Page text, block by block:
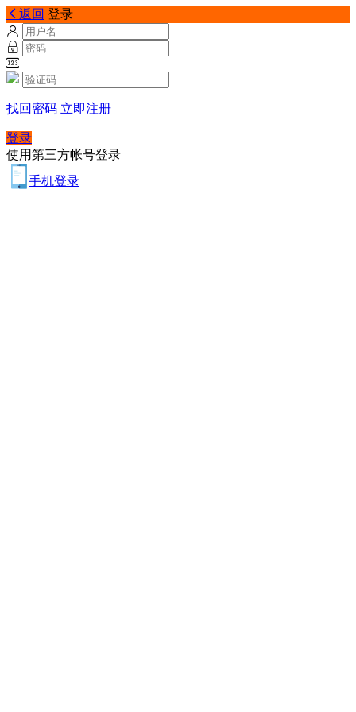
返回 登录
找回密码 立即注册
登录
使用第三方帐号登录
手机登录